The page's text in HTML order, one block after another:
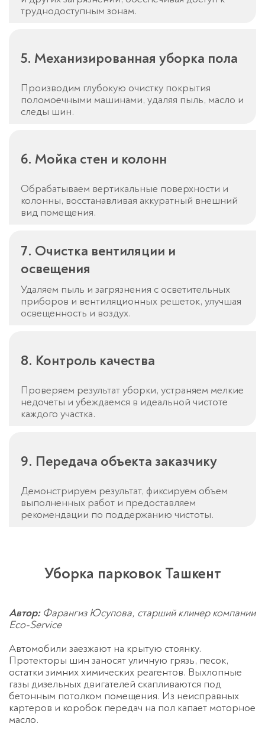
труднодоступным зонам.
5. Механизированная уборка пола
Производим глубокую очистку покрытия
поломоечными машинами, удаляя пыль, масло и
следы шин.
6. Мойка стен и колонн
Обрабатываем вертикальные поверхности и
колонны, восстанавливая аккуратный внешний
вид помещения.
7. Очистка вентиляции и
освещения
Удаляем пыль и загрязнения с осветительных
приборов и вентиляционных решеток, улучшая
освещенность и воздух.
8. Контроль качества
Проверяем результат уборки, устраняем мелкие
недочеты и убеждаемся в идеальной чистоте
каждого участка.
9. Передача объекта заказчику
Демонстрируем результат, фиксируем объем
выполненных работ и предоставляем
рекомендации по поддержанию чистоты.
Уборка парковок Ташкент
Автор:Фарангиз Юсупова, старший клинер компании
Eco-Service
Автомобили заезжают на крытую стоянку.
Протекторы шин заносят уличную грязь, песок,
остатки зимних химических реагентов. Выхлопные
газы дизельных двигателей скапливаются под
бетонным потолком помещения. Из неисправных
картеров и коробок передач на пол капает моторное
масло.